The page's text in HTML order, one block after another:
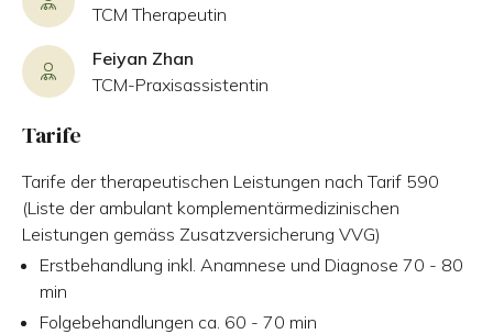
TCM Therapeutin
Feiyan Zhan
TCM-Praxisassistentin
Tarife
Tarife der therapeutischen Leistungen nach Tarif 590
(Liste der ambulant komplementärmedizinischen
Leistungen gemäss Zusatzversicherung VVG)
Erstbehandlung inkl. Anamnese und Diagnose 70 - 80
min
Folgebehandlungen ca. 60 - 70 min